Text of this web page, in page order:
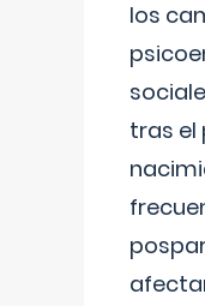
los
tras el